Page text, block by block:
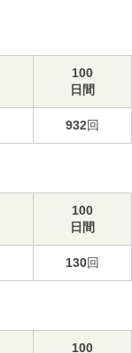
100
日間
932回
100
日間
130回
100